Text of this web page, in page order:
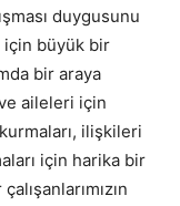
duygusunu
için büyük bir
bir araya
aileleri için
ilişkileri
için harika bir